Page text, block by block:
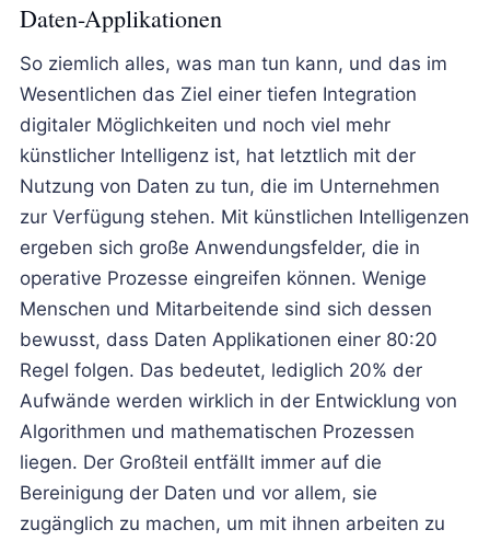
Daten-Applikationen
So ziemlich alles, was man tun kann, und das im
Wesentlichen das Ziel einer tiefen Integration
digitaler Möglichkeiten und noch viel mehr
künstlicher Intelligenz ist, hat letztlich mit der
Nutzung von Daten zu tun, die im Unternehmen
zur Verfügung stehen. Mit künstlichen Intelligenzen
ergeben sich große Anwendungsfelder, die in
operative Prozesse eingreifen können. Wenige
Menschen und Mitarbeitende sind sich dessen
bewusst, dass Daten Applikationen einer 80:20
Regel folgen. Das bedeutet, lediglich 20% der
Aufwände werden wirklich in der Entwicklung von
Algorithmen und mathematischen Prozessen
liegen. Der Großteil entfällt immer auf die
Bereinigung der Daten und vor allem, sie
zugänglich zu machen, um mit ihnen arbeiten zu